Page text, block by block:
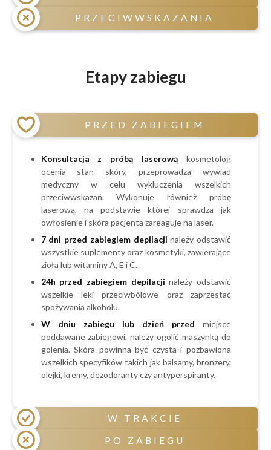
niechciane owłosienie na ciele,
czerwone krosty po goleniu,
PRZECIWWSKAZANIA
świeżo opalony obszar depilacji,
antydepresyjnych, psychotropowych,
hormonalnych, światłouczulających oraz
antybiotyków,
spożywanie alkoholu (na 24h przed zabiegiem)
Przeciwwskazania bezwzględne stałe:
przewlekłe choroby skóry np. bielactwo,
łuszczyca,
metalowe implanty lub stymulatory serca,
choroby nowotworowe,
zaburzenia krzepnięcia krwi,
tendencje do powstawanie przebrwień i
bliznowców.
Etapy zabiegu
PRZED ZABIEGIEM
Konsultacja z próbą laserową kosmetolog
ocenia stan skóry, przeprowadza wywiad
medyczny w celu wykluczenia wszelkich
przeciwwskazań. Wykonuje również próbę
laserową, na podstawie której sprawdza jak
owłosienie i skóra pacjenta zareaguje na laser.
7 dni przed zabiegiem depilacji należy odstawić
wszystkie suplementy oraz kosmetyki, zawierające
zioła lub witaminy A, E i C.
24h przed zabiegiem depilacji należy odstawić
wszelkie leki przeciwbólowe oraz zaprzestać
spożywania alkoholu.
W dniu zabiegu lub dzień przed miejsce
poddawane zabiegowi, należy ogolić maszynką do
golenia. Skóra powinna być czysta i pozbawiona
wszelkich specyfików takich jak balsamy, bronzery,
olejki, kremy, dezodoranty czy antyperspiranty.
W TRAKCIE
PO ZABIEGU